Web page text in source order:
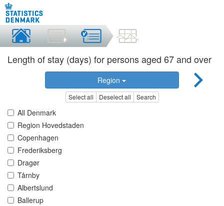
Length of stay (days) for persons aged 67 and over
Region
Select all Deselect all Search
All Denmark
Region Hovedstaden
Copenhagen
Frederiksberg
Dragør
Tårnby
Albertslund
Ballerup